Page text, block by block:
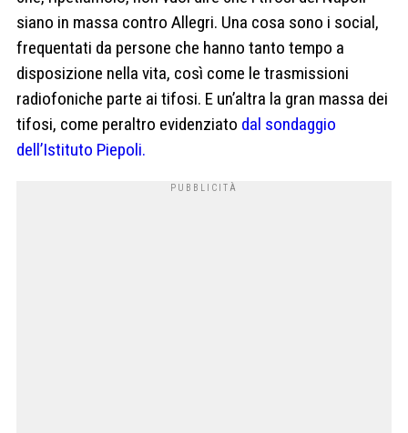
siano in massa contro Allegri. Una cosa sono i social,
frequentati da persone che hanno tanto tempo a
disposizione nella vita, così come le trasmissioni
radiofoniche parte ai tifosi. E un’altra la gran massa dei
tifosi, come peraltro evidenziato dal sondaggio
dell’Istituto Piepoli.